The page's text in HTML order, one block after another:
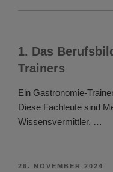
1. Das
Trainers
Ein Gastronomie-
Diese Fachleute sind
Wissensvermittler. …
VERÖFFENTLICHT
26. NOVEMBER 2024